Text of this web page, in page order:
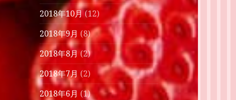
2018年10月(12)
2018年9月 (8)
2018年8月 (2)
2018年7月 (2)
2018年6月 (1)